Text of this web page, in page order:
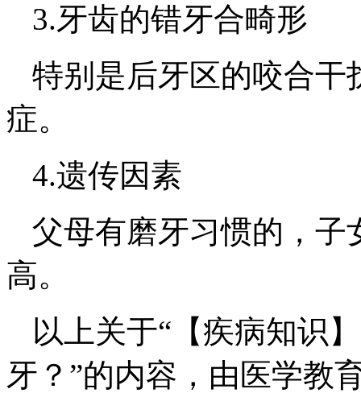
3.牙齿的错牙合畸形
特别是后牙区的咬合干
症。
4.遗传因素
父母有磨牙习惯的，子
高。
以上关于“【疾病知识
牙？”的内容，由医学教